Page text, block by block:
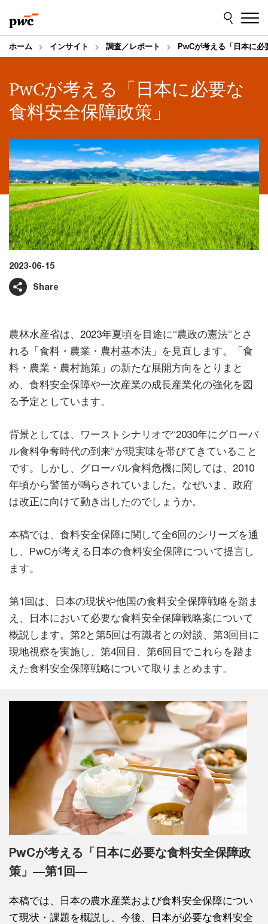
to
content
to
footer
ホーム インサイト 調査／レポート PwCが考える「日本に
PwCが考える「日本に必要な
食料安全保障政策」
2023-06-15
Share
農林水産省は、2023年夏頃を目途に“農政の憲法”とさ
れる「食料・農業・農村基本法」を見直します。「食
料・農業・農村施策」の新たな展開方向をとりまと
め、食料安全保障や一次産業の成長産業化の強化を図
る予定としています。
背景としては、ワーストシナリオで“2030年にグローバ
ル食料争奪時代の到来”が現実味を帯びてきていること
です。しかし、グローバル食料危機に関しては、2010
年頃から警笛が鳴らされていました。なぜいま、政府
は改正に向けて動き出したのでしょうか。
本稿では、食料安全保障に関して全6回のシリーズを通
し、PwCが考える日本の食料安全保障について提言し
ます。
第1回は、日本の現状や他国の食料安全保障戦略を踏ま
え、日本において必要な食料安全保障戦略案について
概説します。第2と第5回は有識者との対談、第3回目に
現地視察を実施し、第4回目、第6回目でこれらを踏ま
えた食料安全保障戦略について取りまとめます。
PwCが考える「日本に必要な食料安全保障政
策」―第1回―
本稿では、日本の農水産業および食料安全保障につい
て現状・課題を概説し、今後、日本が必要な食料安全